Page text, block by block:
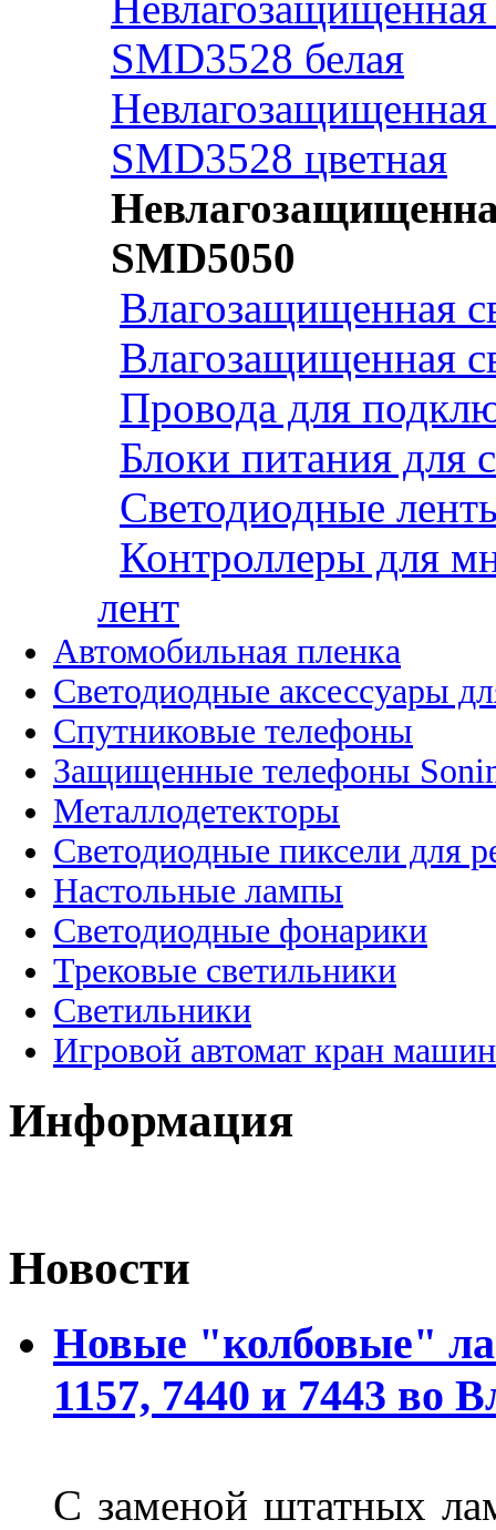
SMD3528 белая
Невлагозащищенная
SMD3528 цветная
SMD5050
Влагозащищенная
Влагозащищенная
Провода для
Блоки питания для
Светодиодные
Контроллеры для
лент
Автомобильная пленка
Светодиодные аксессуары
Спутниковые телефоны
Защищенные телефоны
Металлодетекторы
Светодиодные пиксели для
Настольные лампы
Светодиодные фонарики
Трековые светильники
Светильники
Игровой автомат кран
Информация
Новости
Новые "колбовые"
1157, 7440 и 7443 во
С заменой штатных